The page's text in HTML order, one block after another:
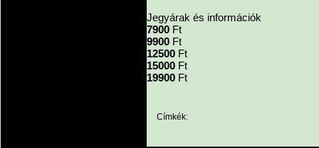
Jegyárak és információk
7900 Ft
9900 Ft
12500 Ft
15000 Ft
19900 Ft
Címkék: